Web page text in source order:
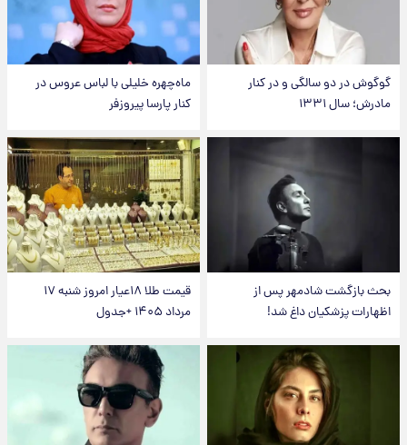
گوگوش در دو سالگی و در کنار
مادرش؛ سال ۱۳۳۱
ماه‌چهره خلیلی با لباس عروس در
کنار پارسا پیروزفر
بحث بازگشت شادمهر پس از
اظهارات پزشکیان داغ شد!
قیمت طلا ۱۸عیار امروز شنبه ۱۷
مرداد ۱۴۰۵ +جدول